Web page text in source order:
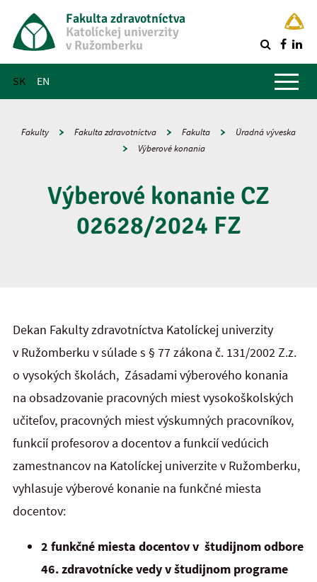
Fakulta zdravotníctva
Katolíckej univerzity
v Ružomberku
SK EN
Hlavné menu
Fakulty Fakulta zdravotníctva Fakulta
Úradná výveska
Výberové konania
Výberové konanie CZ
02628/2024 FZ
Dekan Fakulty zdravotníctva Katolíckej univerzity
v Ružomberku v súlade s § 77 zákona č. 131/2002 Z.z.
o vysokých školách, Zásadami výberového konania
na obsadzovanie pracovných miest vysokoškolských
učiteľov, pracovných miest výskumných pracovníkov,
funkcií profesorov a docentov a funkcií vedúcich
zamestnancov na Katolíckej univerzite v Ružomberku,
vyhlasuje výberové konanie na funkčné miesta
docentov:
2 funkčné miesta docentov v študijnom odbore
46. zdravotnícke vedy v študijnom programe